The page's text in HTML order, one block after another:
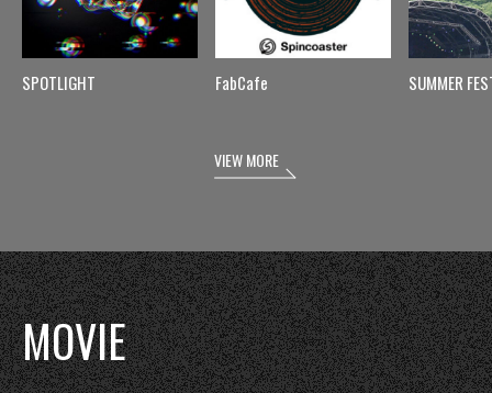
SPOTLIGHT FabCafe SUMMER
VIEW MORE
MOVIE